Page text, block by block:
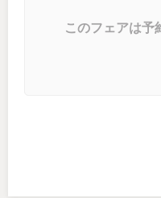
このフェアは予